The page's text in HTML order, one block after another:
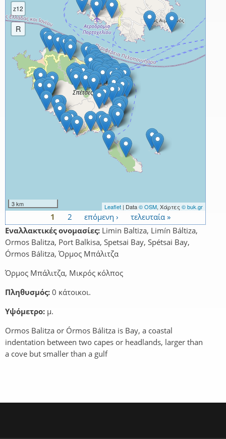
z12
R
3 km Leaflet | Data© OSM, Χάρτες © buk.gr
Σελίδες
1 2 επόμενη ›
τελευταία »
Εναλλακτικές ονομασίες: Limin Baltiza, Limín Báltiza,
Ormos Balitza, Port Balkisa, Spetsai Bay, Spétsai Bay,
Órmos Bálitza, Όρμος Μπάλιτζα
Όρμος Μπάλιτζα, Μικρός κόλπος
Πληθυσμός: 0 κάτοικοι.
Υψόμετρο: μ.
Ormos Balitza or Órmos Bálitza is Bay, a coastal
indentation between two capes or headlands, larger than
a cove but smaller than a gulf